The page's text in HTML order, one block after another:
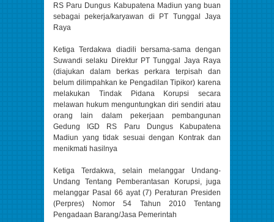
RS Paru Dungus Kabupatena Madiun yang buan
sebagai pekerja/karyawan di PT Tunggal Jaya
Raya
Ketiga Terdakwa diadili bersama-sama dengan
Suwandi selaku Direktur PT Tunggal Jaya Raya
(diajukan dalam berkas perkara terpisah dan
belum dilimpahkan ke Pengadilan Tipikor) karena
melakukan Tindak Pidana Korupsi secara
melawan hukum menguntungkan diri sendiri atau
orang lain dalam pekerjaan pembangunan
Gedung IGD RS Paru Dungus Kabupatena
Madiun yang tidak sesuai dengan Kontrak dan
menikmati hasilnya
Ketiga Terdakwa, selain melanggar Undang-
Undang Tentang Pemberantasan Korupsi, juga
melanggar Pasal 66 ayat (7) Peraturan Presiden
(Perpres) Nomor 54 Tahun 2010 Tentang
Pengadaan Barang/Jasa Pemerintah